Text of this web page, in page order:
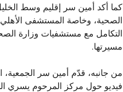
كما أكد أمين سر إقليم وسط
الصحية، وخاصة المستشفى
التكامل مع مستشفيات وزارة
مسيرتها.
من جانبه، قدّم أمين سر الجمعية،
فيديو حول مركز المرحوم يسري